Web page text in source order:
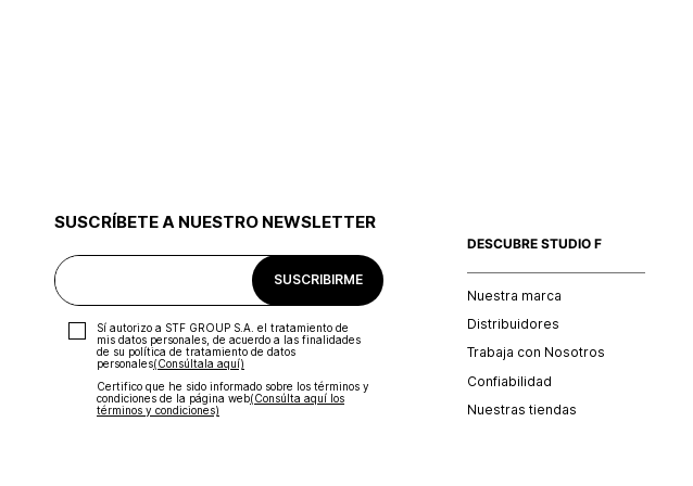
SUSCRÍBETE A NUESTRO NEWSLETTER
SUSCRIBIRME
Sí autorizo a STF GROUP S.A. el tratamiento de
mis datos personales, de acuerdo a las finalidades
de su política de tratamiento de datos
personales‎(Consúltala aquí)
Certifico que he sido informado sobre los términos y
condiciones de la página web‎(Consúlta aquí los
términos y condiciones)
DESCUBRE STUDIO F
Nuestra marca
Distribuidores
Trabaja con Nosotros
Confiabilidad
Nuestras tiendas